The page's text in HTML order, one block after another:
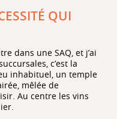
QUI
dans une SAQ, et j’ai
c’est la
inhabituel, un temple
mêlée de
Au centre les vins